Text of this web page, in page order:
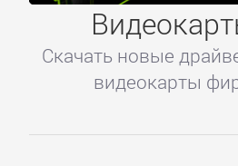
Скачать новые
видеокарты
Главная